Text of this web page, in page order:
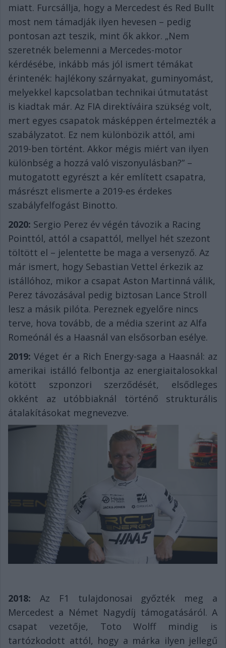
miatt. Furcsállja, hogy a Mercedest és Red Bullt
most nem támadják ilyen hevesen – pedig
pontosan azt teszik, mint ők akkor. „Nem
szeretnék belemenni a Mercedes-motor
kérdésébe, inkább más jól ismert témákat
érintenék: hajlékony szárnyakat, guminyomást,
melyekkel kapcsolatban technikai útmutatást
is kiadtak már. Az FIA direktíváira szükség volt,
mert egyes csapatok másképpen értelmezték a
szabályzatot. Ez nem különbözik attól, ami
2019-ben történt. Akkor mégis miért van ilyen
különbség a hozzá való viszonyulásban?” –
mutogatott egyrészt a kér említett csapatra,
másrészt elismerte a 2019-es érdekes
szabályfelfogást Binotto.
2020: Sergio Perez év végén távozik a Racing
Pointtól, attól a csapattól, mellyel hét szezont
töltött el – jelentette be maga a versenyző. Az
már ismert, hogy Sebastian Vettel érkezik az
istállóhoz, mikor a csapat Aston Martinná válik,
Perez távozásával pedig biztosan Lance Stroll
lesz a másik pilóta. Pereznek egyelőre nincs
terve, hova tovább, de a média szerint az Alfa
Romeónál és a Haasnál van elsősorban esélye.
2019:Véget ér a Rich Energy-saga a Haasnál: az
amerikai istálló felbontja az energiaitalosokkal
kötött szponzori szerződését, elsődleges
okként az utóbbiaknál történő strukturális
átalakításokat megnevezve.
2018: Az F1 tulajdonosai győzték meg a
Mercedest a Német Nagydíj támogatásáról. A
csapat vezetője, Toto Wolff mindig is
tartózkodott attól, hogy a márka ilyen jellegű